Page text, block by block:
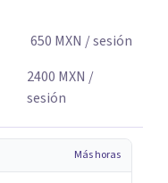
650 MXN / sesión
2400 MXN /
sesión
Más horas